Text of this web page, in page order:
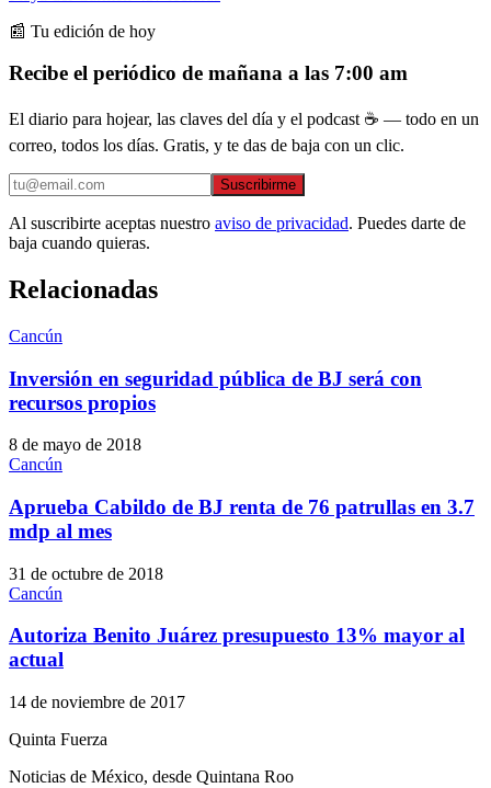
📰 Tu edición de hoy
Recibe el periódico de mañana a las 7:00 am
El diario para hojear, las claves del día y el podcast ☕ — todo en un
correo, todos los días. Gratis, y te das de baja con un clic.
Suscribirme
Al suscribirte aceptas nuestro aviso de privacidad. Puedes darte de
baja cuando quieras.
Relacionadas
Cancún
Inversión en seguridad pública de BJ será con
recursos propios
8 de mayo de 2018
Cancún
Aprueba Cabildo de BJ renta de 76 patrullas en 3.7
mdp al mes
31 de octubre de 2018
Cancún
Autoriza Benito Juárez presupuesto 13% mayor al
actual
14 de noviembre de 2017
Quinta Fuerza
Noticias de México, desde Quintana Roo